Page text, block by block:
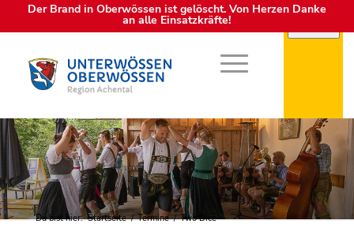
Der Brand in Oberwössen ist gelöscht. Von Herzen Danke
an alle Einsatzkräfte!
Du bist hier: Startseite / Termine / Two Dice